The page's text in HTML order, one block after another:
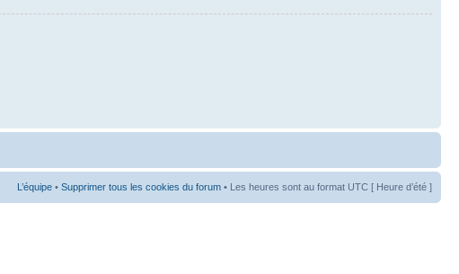
L’équipe • Supprimer tous les cookies du forum • Les heures sont au format UTC [ Heure d’été ]